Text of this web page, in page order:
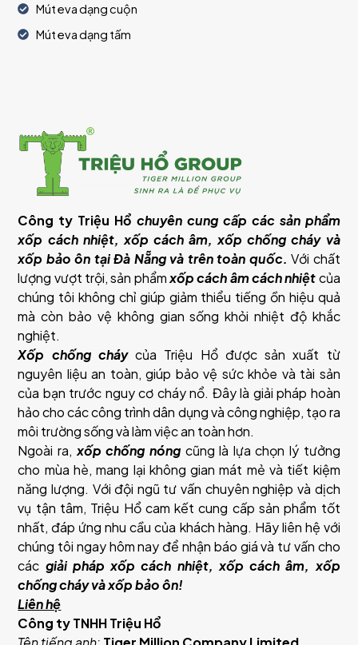
Công ty Triệu Hổ chuyên cung cấp các sản phẩm
xốp cách nhiệt, xốp cách âm, xốp chống cháy và
xốp bảo ôn tại Đà Nẵng và trên toàn quốc. Với chất
lượng vượt trội, sản phẩmxốp cách âm cách nhiệtcủa
chúng tôi không chỉ giúp giảm thiểu tiếng ồn hiệu quả
mà còn bảo vệ không gian sống khỏi nhiệt độ khắc
nghiệt.
Xốp chống cháycủa Triệu Hổ được sản xuất từ
nguyên liệu an toàn, giúp bảo vệ sức khỏe và tài sản
của bạn trước nguy cơ cháy nổ. Đây là giải pháp hoàn
hảo cho các công trình dân dụng và công nghiệp, tạo ra
môi trường sống và làm việc an toàn hơn.
Ngoài ra,xốp chống nóng cũng là lựa chọn lý tưởng
cho mùa hè, mang lại không gian mát mẻ và tiết kiệm
năng lượng. Với đội ngũ tư vấn chuyên nghiệp và dịch
vụ tận tâm, Triệu Hổ cam kết cung cấp sản phẩm tốt
nhất, đáp ứng nhu cầu của khách hàng. Hãy liên hệ với
chúng tôi ngay hôm nay để nhận báo giá và tư vấn cho
các giải pháp xốp cách nhiệt, xốp cách âm, xốp
chống cháy và xốp bảo ôn!
Liên hệ
Công ty TNHH Triệu Hổ
Mút eva dạng cuộn
Mút eva dạng tấm